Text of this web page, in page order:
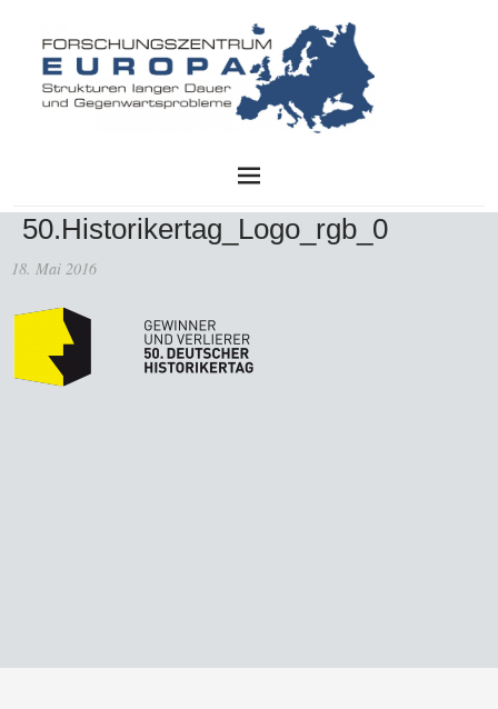
50.Historikertag_Logo_rgb_0
18. Mai 2016